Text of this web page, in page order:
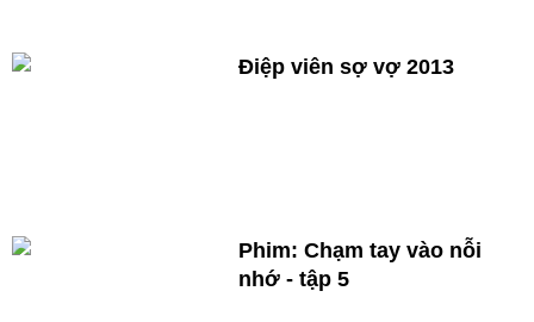
Điệp viên sợ vợ 2013
Phim: Chạm tay vào nỗi
nhớ - tập 5